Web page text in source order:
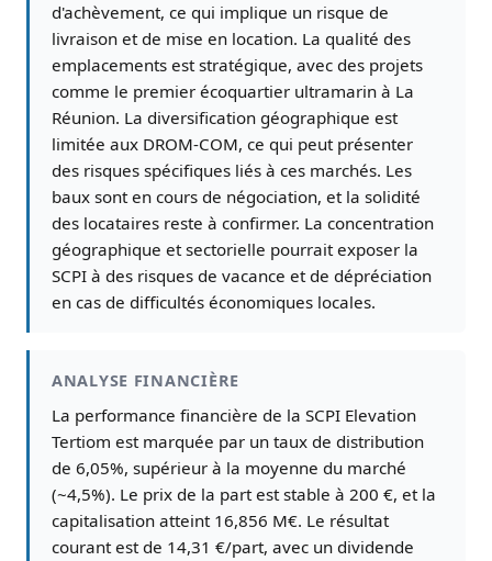
d'achèvement, ce qui implique un risque de
livraison et de mise en location. La qualité des
emplacements est stratégique, avec des projets
comme le premier écoquartier ultramarin à La
Réunion. La diversification géographique est
limitée aux DROM-COM, ce qui peut présenter
des risques spécifiques liés à ces marchés. Les
baux sont en cours de négociation, et la solidité
des locataires reste à confirmer. La concentration
géographique et sectorielle pourrait exposer la
SCPI à des risques de vacance et de dépréciation
en cas de difficultés économiques locales.
ANALYSE FINANCIÈRE
La performance financière de la SCPI Elevation
Tertiom est marquée par un taux de distribution
de 6,05%, supérieur à la moyenne du marché
(~4,5%). Le prix de la part est stable à 200 €, et la
capitalisation atteint 16,856 M€. Le résultat
courant est de 14,31 €/part, avec un dividende